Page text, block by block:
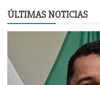
ÚLTIMAS NOTICIAS